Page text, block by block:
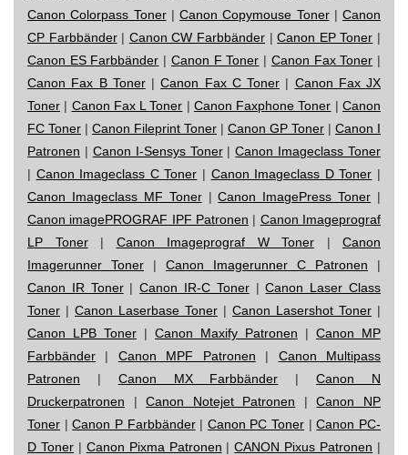
Canon Colorpass Toner| Canon Copymouse Toner| Canon
CP Farbbänder| Canon CW Farbbänder |Canon EP Toner |
Canon ES Farbbänder | Canon F Toner | Canon Fax Toner |
Canon Fax B Toner|Canon Fax C Toner | Canon Fax JX
Toner | Canon Fax L Toner | Canon Faxphone Toner |Canon
FC Toner | Canon Fileprint Toner | Canon GP Toner | Canon I
Patronen | Canon I-Sensys Toner|Canon Imageclass Toner
| Canon Imageclass C Toner | Canon Imageclass D Toner |
Canon Imageclass MF Toner|Canon ImagePress Toner |
Canon imagePROGRAF IPF Patronen | Canon Imageprograf
LP Toner| Canon Imageprograf W Toner | Canon
Imagerunner Toner | Canon Imagerunner C Patronen |
Canon IR Toner|Canon IR-C Toner|Canon Laser Class
Toner | Canon Laserbase Toner | Canon Lasershot Toner |
Canon LPB Toner | Canon Maxify Patronen | Canon MP
Farbbänder | Canon MPF Patronen | Canon Multipass
Patronen | Canon MX Farbbänder |Canon N
Druckerpatronen |Canon Notejet Patronen |Canon NP
Toner |Canon P Farbbänder| Canon PC Toner |Canon PC-
D Toner| Canon Pixma Patronen |CANON Pixus Patronen |